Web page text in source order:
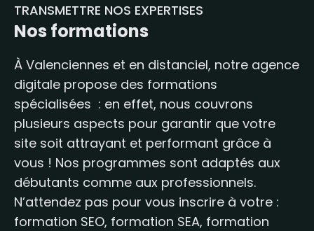
TRANSMETTRE NOS EXPERTISES
Nos formations
À Valenciennes et en distanciel, notre agence
digitale propose des formations
spécialisées : en effet, nous couvrons
plusieurs aspects pour garantir que votre
site soit attrayant et performant grâce à
vous ! Nos programmes sont adaptés aux
débutants comme aux professionnels.
N’attendez pas pour vous inscrire à votre :
formation SEO, formation SEA, formation